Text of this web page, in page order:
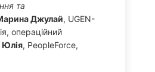
та
Джулай, UGEN-
операційний
Юлія, PeopleForce,